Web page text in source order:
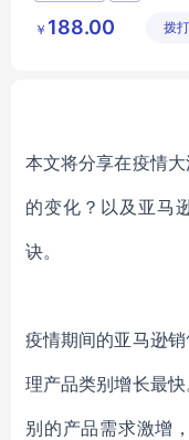
商务礼品 MY
T
￥ 188.00 拨
本文将分享在疫情
的变化？以及亚马
诀。
疫情期间的亚马逊
理产品类别增长最
别的产品需求激增